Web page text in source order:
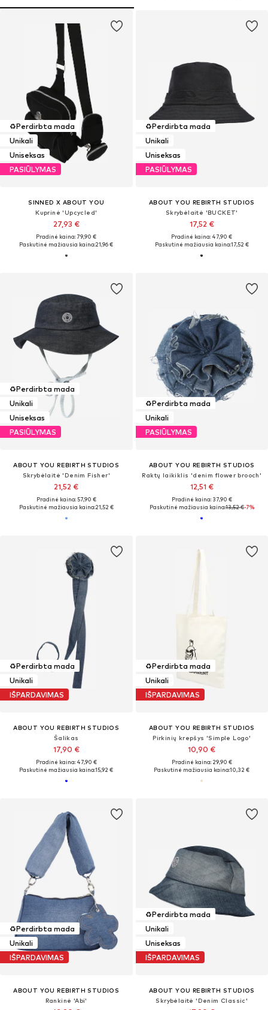
♻️Perdirbta mada
Unikali
Uniseksas
PASIŪLYMAS
SINNED X ABOUT YOU
Kuprinė 'Upcycled'
27,93 €
Pradinė kaina: 79,90 €
Paskutinė mažiausia kaina:21,96 €
♻️Perdirbta mada
Unikali
Uniseksas
PASIŪLYMAS
ABOUT YOU REBIRTH STUDIOS
Skrybėlaitė 'BUCKET'
17,52 €
Pradinė kaina: 47,90 €
Paskutinė mažiausia kaina:17,52 €
♻️Perdirbta mada
Unikali
Uniseksas
PASIŪLYMAS
ABOUT YOU REBIRTH STUDIOS
Skrybėlaitė 'Denim Fisher'
21,52 €
Pradinė kaina: 57,90 €
Paskutinė mažiausia kaina:21,52 €
♻️Perdirbta mada
Unikali
PASIŪLYMAS
ABOUT YOU REBIRTH STUDIOS
Raktų laikiklis 'denim flower brooch'
12,51 €
Pradinė kaina: 37,90 €
Paskutinė mažiausia kaina:13,52 €-7%
♻️Perdirbta mada
Unikali
IŠPARDAVIMAS
ABOUT YOU REBIRTH STUDIOS
Šalikas
17,90 €
Pradinė kaina: 47,90 €
Paskutinė mažiausia kaina:15,92 €
♻️Perdirbta mada
Unikali
IŠPARDAVIMAS
ABOUT YOU REBIRTH STUDIOS
Pirkinių krepšys 'Simple Logo'
10,90 €
Pradinė kaina: 29,90 €
Paskutinė mažiausia kaina:10,32 €
♻️Perdirbta mada
Unikali
IŠPARDAVIMAS
ABOUT YOU REBIRTH STUDIOS
Rankinė 'Abi'
♻️Perdirbta mada
Unikali
Uniseksas
IŠPARDAVIMAS
ABOUT YOU REBIRTH STUDIOS
Skrybėlaitė 'Denim Classic'